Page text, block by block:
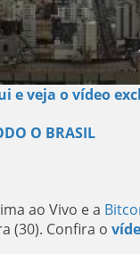
e veja o vídeo
O BRASIL
ao Vivo e a
(30). Confira o